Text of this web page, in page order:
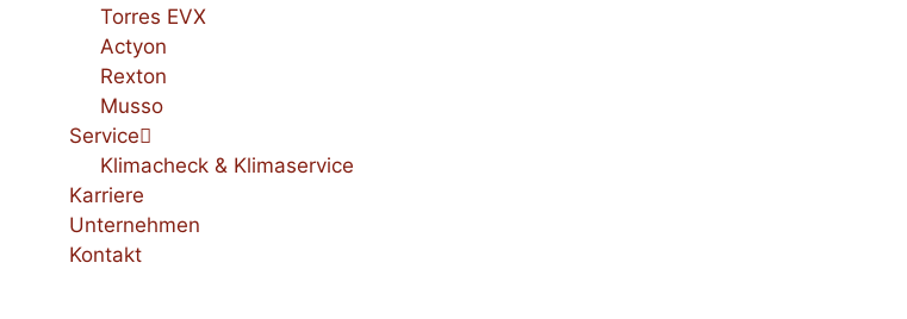
Torres EVX
Actyon
Rexton
Musso
Service
Klimacheck & Klimaservice
Karriere
Unternehmen
Kontakt